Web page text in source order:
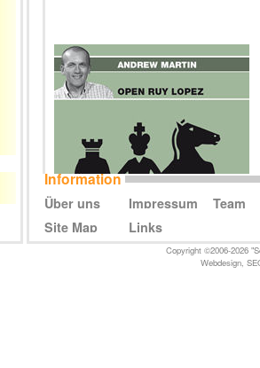
Information
Über uns Impressum
Team
Site Map
Links
Copyright ©2006-2026
Webdesign,